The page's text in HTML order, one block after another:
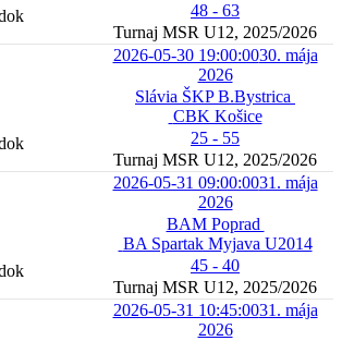
48 - 63
Turnaj MSR U12, 2025/2026
2026-05-30 19:00:0030. mája
2026
Slávia ŠKP B.Bystrica
CBK Košice
25 - 55
Turnaj MSR U12, 2025/2026
2026-05-31 09:00:0031. mája
2026
BAM Poprad
BA Spartak Myjava U2014
45 - 40
Turnaj MSR U12, 2025/2026
2026-05-31 10:45:0031. mája
2026